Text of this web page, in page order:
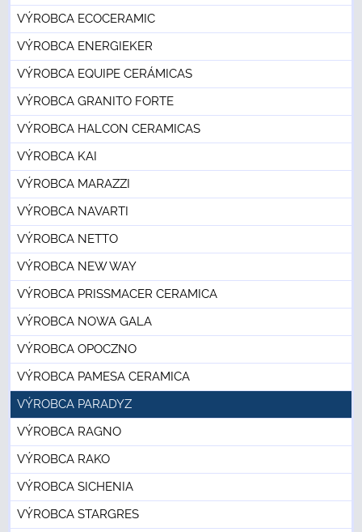
VÝROBCA ECOCERAMIC
VÝROBCA ENERGIEKER
VÝROBCA EQUIPE CERÁMICAS
VÝROBCA GRANITO FORTE
VÝROBCA HALCON CERAMICAS
VÝROBCA KAI
VÝROBCA MARAZZI
VÝROBCA NAVARTI
VÝROBCA NETTO
VÝROBCA NEW WAY
VÝROBCA PRISSMACER CERAMICA
VÝROBCA NOWA GALA
VÝROBCA OPOCZNO
VÝROBCA PAMESA CERAMICA
VÝROBCA PARADYZ
VÝROBCA RAGNO
VÝROBCA RAKO
VÝROBCA SICHENIA
VÝROBCA STARGRES